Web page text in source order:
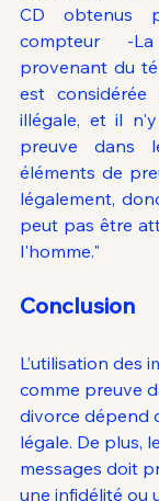
CD obtenus
compteur -
provenant du
est considérée
illégale, et il
preuve dans
éléments de
légalement,
peut pas être
l'homme."
Conclusion
L’utilisation des
comme preuve
divorce dépend
légale. De plus,
messages doit
une infidélité ou